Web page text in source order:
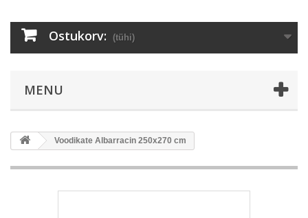
Ostukorv: (tühi)
MENU
Voodikate Albarracin 250x270 cm